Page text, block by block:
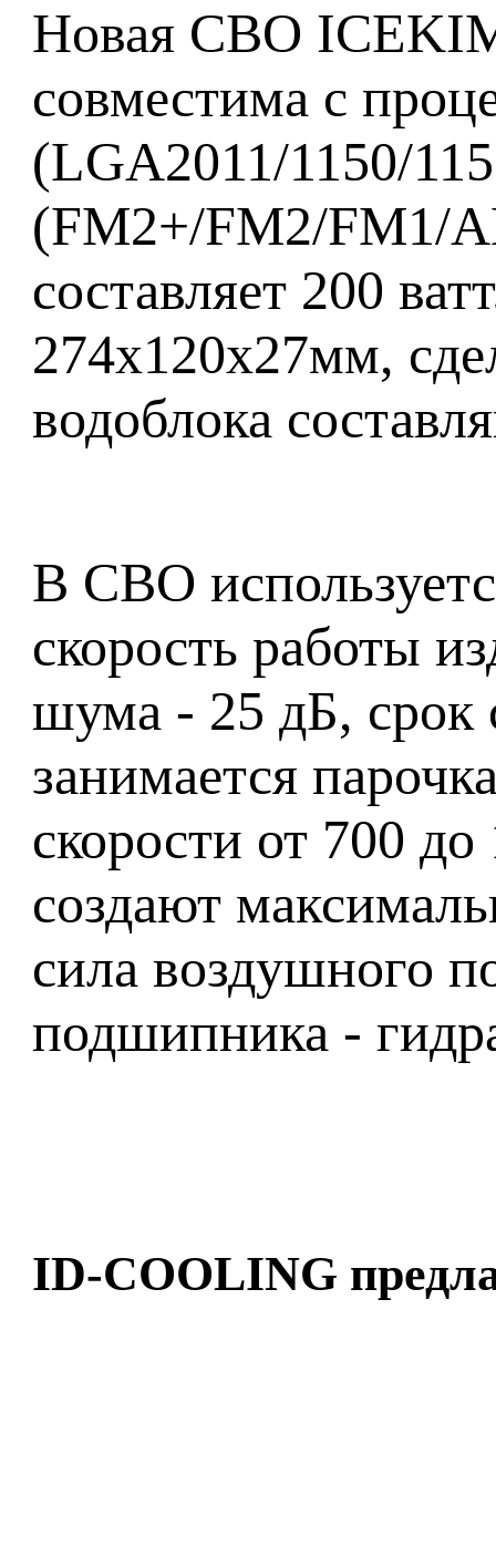
Новая СВО
совместима с
(LGA2011/1150/
(FM2+/FM2/FM1/
составляет 200
274x120x27мм,
водоблока
В СВО
скорость работы
шума - 25 дБ, срок
занимается
скорости от 700
создают
сила воздушного
подшипника -
ID-COOLING